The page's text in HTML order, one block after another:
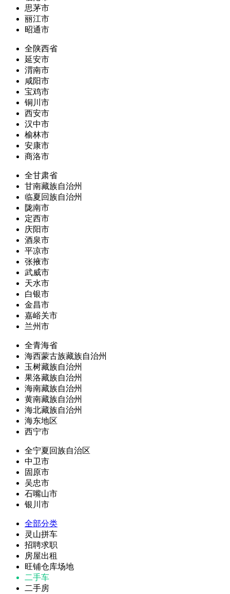
思茅市
丽江市
昭通市
全陕西省
延安市
渭南市
咸阳市
宝鸡市
铜川市
西安市
汉中市
榆林市
安康市
商洛市
全甘肃省
甘南藏族自治州
临夏回族自治州
陇南市
定西市
庆阳市
酒泉市
平凉市
张掖市
武威市
天水市
白银市
金昌市
嘉峪关市
兰州市
全青海省
海西蒙古族藏族自治州
玉树藏族自治州
果洛藏族自治州
海南藏族自治州
黄南藏族自治州
海北藏族自治州
海东地区
西宁市
全宁夏回族自治区
中卫市
固原市
吴忠市
石嘴山市
银川市
全部分类
灵山拼车
招聘求职
房屋出租
旺铺仓库场地
二手车
二手房